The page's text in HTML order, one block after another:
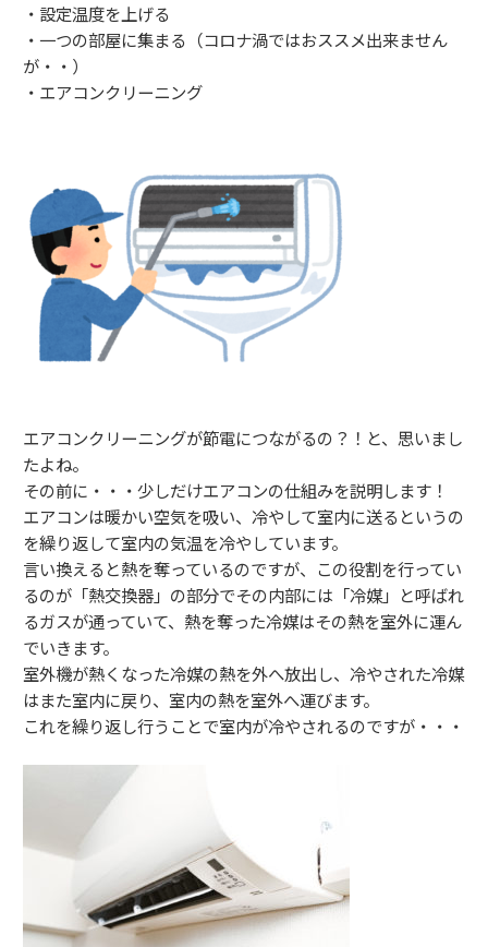
・設定温度を上げる
・一つの部屋に集まる（コロナ渦ではおススメ出来ません
が・・）
・エアコンクリーニング
エアコンクリーニングが節電につながるの？！と、思いまし
たよね。
その前に・・・少しだけエアコンの仕組みを説明します！
エアコンは暖かい空気を吸い、冷やして室内に送るというの
を繰り返して室内の気温を冷やしています。
言い換えると熱を奪っているのですが、この役割を行ってい
るのが「熱交換器」の部分でその内部には「冷媒」と呼ばれ
るガスが通っていて、熱を奪った冷媒はその熱を室外に運ん
でいきます。
室外機が熱くなった冷媒の熱を外へ放出し、冷やされた冷媒
はまた室内に戻り、室内の熱を室外へ運びます。
これを繰り返し行うことで室内が冷やされるのですが・・・